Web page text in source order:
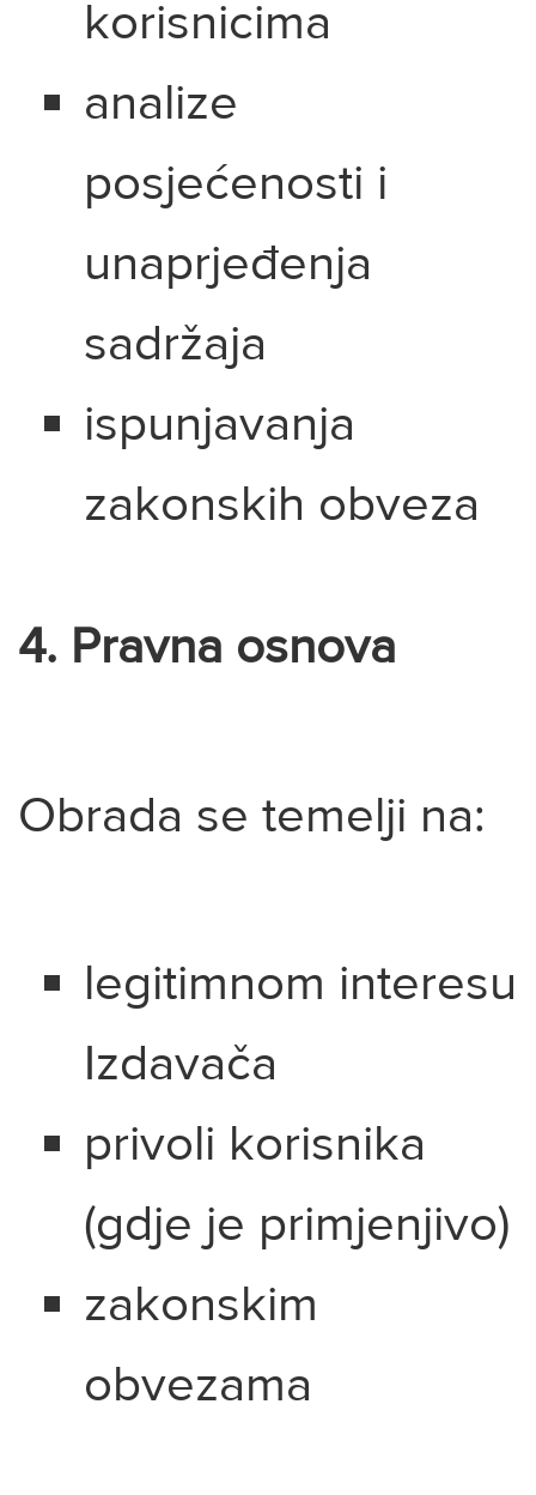
korisnicima
analize
posjećenosti i
unaprjeđenja
sadržaja
ispunjavanja
zakonskih obveza
4. Pravna osnova
Obrada se temelji na:
legitimnom interesu
Izdavača
privoli korisnika
(gdje je primjenjivo)
zakonskim
obvezama